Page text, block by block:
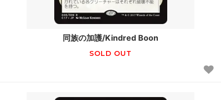
同族の加護/Kindred Boon
SOLD OUT